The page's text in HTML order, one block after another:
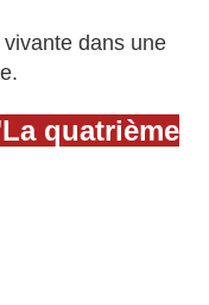
dans une
quatrième